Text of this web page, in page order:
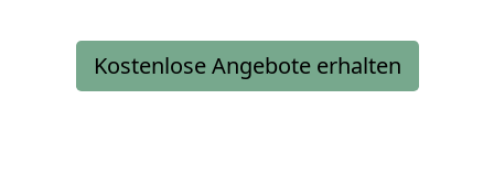
Kostenlose Angebote erhalten